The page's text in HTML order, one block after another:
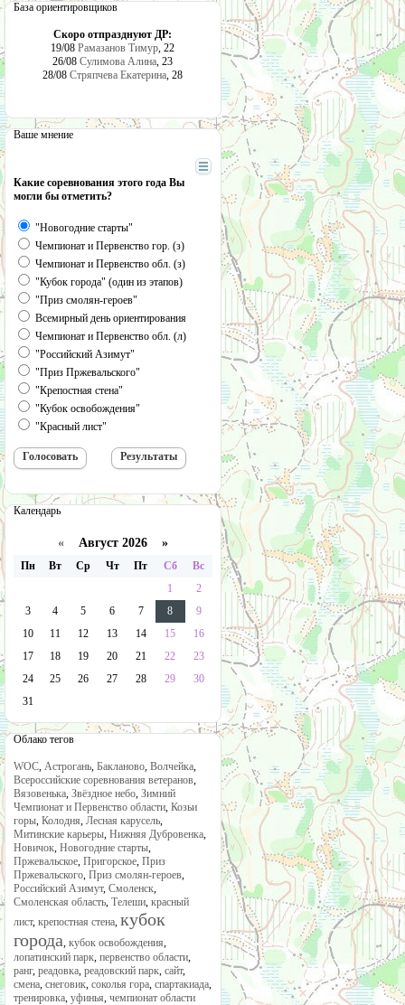
База ориентировщиков
Скоро отпразднуют ДР:
19/08Рамазанов Тимур, 22
26/08Сулимова Алина, 23
28/08Стряпчева Екатерина, 28
Ваше мнение
Какие соревнования этого года Вы
могли бы отметить?
"Новогодние старты"
Чемпионат и Первенство гор. (з)
Чемпионат и Первенство обл. (з)
"Кубок города" (один из этапов)
"Приз смолян-героев"
Всемирный день ориентирования
Чемпионат и Первенство обл. (л)
"Российский Азимут"
"Приз Пржевальского"
"Крепостная стена"
"Кубок освобождения"
"Красный лист"
Календарь
« Август 2026 »
Пн Вт Ср Чт Пт Сб
Вс
1
2
3
4 5 6 7 8
9
10
11 12 13 14 15
16
17
18 19 20 21 22
23
24
25 26 27 28 29
30
31
Облако тегов
WOC, Астрогань, Бакланово, Волчейка,
Всероссийские соревнования ветеранов,
Вязовенька, Звёздное небо, Зимний
Чемпионат и Первенство области, Козьи
горы, Колодня, Лесная карусель,
Митинские карьеры, Нижняя Дубровенка,
Новичок, Новогодние старты,
Пржевальское, Пригорское, Приз
Пржевальского, Приз смолян-героев,
Российский Азимут, Смоленск,
Смоленская область, Телеши, красный
лист, крепостная стена, кубок
города, кубок освобождения,
лопатинский парк, первенство области,
ранг, реадовка, реадовский парк, сайт,
смена, снеговик, соколья гора, спартакиада,
тренировка, уфинья, чемпионат области